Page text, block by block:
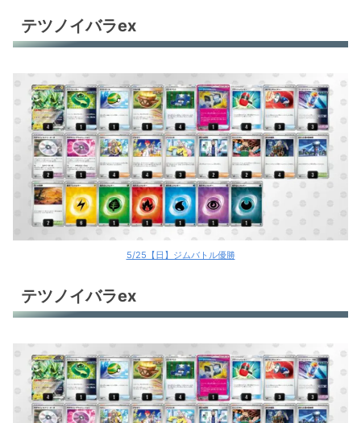
テツノイバラex
5/25【日】ジムバトル優勝
テツノイバラex